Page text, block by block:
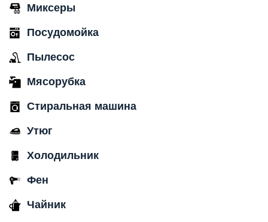
Миксеры
Посудомойка
Пылесос
Мясорубка
Стиральная машина
Утюг
Холодильник
Фен
Чайник